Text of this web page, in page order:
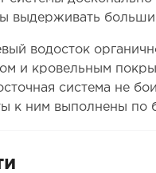
выдерживать
водосток
и кровельным
система не
к ним выполнены по